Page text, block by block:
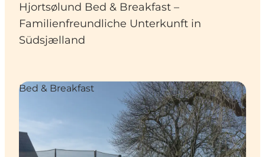
Unterkunft
Reise planen
Hjortsølund Bed & Breakfast –
Familienfreundliche Unterkunft in
Südsjælland
Bed & Breakfast